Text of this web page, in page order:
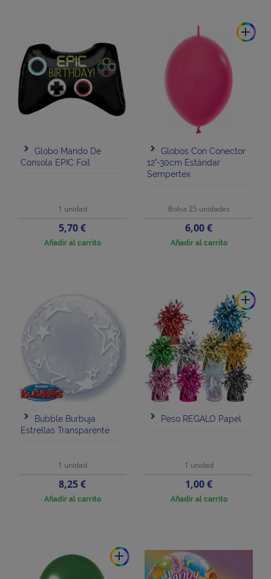
Globo Mando De
Consola EPIC Foil
1 unidad
Precio
5,70 €
Añadir al carrito
add
Globos Con Conector
12"-30cm Estándar
Sempertex
Bolsa 25 unidades
Precio
6,00 €
Añadir al carrito
Bubble Burbuja
Estrellas Transparente
1 unidad
Precio
8,25 €
Añadir al carrito
add
Peso REGALO Papel
1 unidad
Precio
1,00 €
Añadir al carrito
add